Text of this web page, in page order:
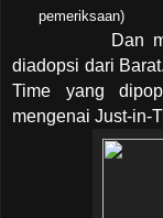
pemeriksaan)
Dan masih
diadopsi dari
Time yang
mengenai Just-in-